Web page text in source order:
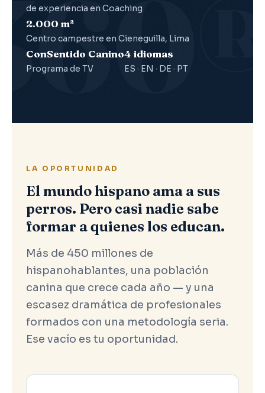
de experiencia en Coaching
2.000 m²
Centro campestre en Cieneguilla, Lima
ConSentido Canino
Programa de TV
4 idiomas
ES · EN · DE · PT
LA OPORTUNIDAD
El mundo hispano ama a sus
perros. Pero casi nadie sabe
formar a quienes los educan.
Más de 450 millones de
hispanohablantes, una población
canina que crece cada año — y una
escasez dramática de profesionales
formados con una metodología seria.
Ese vacío es tu oportunidad.